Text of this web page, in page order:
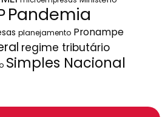
Pandemia
planejamento Pronampe
regime tributário
Simples Nacional